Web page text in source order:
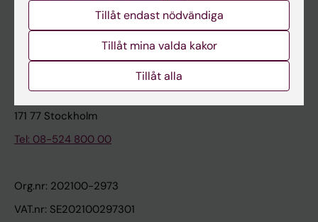
Karolinska Institutet Innovation
Kontakta presstjänsten
Karolinska Institutet
171 77 Stockholm
Tel: 08-524 800 00
Org.nr: 202100-2973
VAT.nr: SE202100297301
Tillåt endast nödvändiga
Tillåt mina valda kakor
Tillåt alla